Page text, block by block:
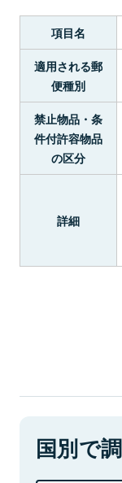
項目名
適用される郵
便種別
禁止物品・条
件付許容物品
の区分
詳細
国別で